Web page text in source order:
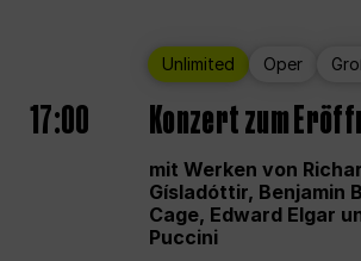
Unlimited Oper
17:00 Konzert zum
mit Werken von
Gísladóttir, Benjamin
Cage, Edward Elgar
Puccini